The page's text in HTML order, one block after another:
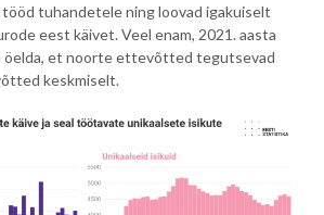
tuhandetele ning loovad igakuiselt
eest käivet. Veel enam, 2021. aasta
öelda, et noorte ettevõtted tegutsevad
keskmiselt.